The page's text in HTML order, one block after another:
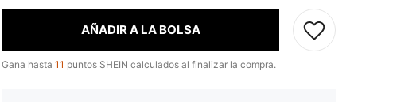
AÑADIR A LA BOLSA
Gana hasta 11 puntos SHEIN calculados al finalizar la compra.